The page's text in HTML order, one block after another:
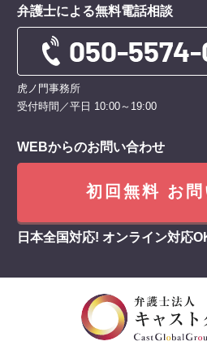
弁護士による無料電話相談
虎ノ門事務所
受付時間／平日 10:00～19:00
WEBからのお問い合わせ
初回無料 お
日本全国対応! オンライン対応